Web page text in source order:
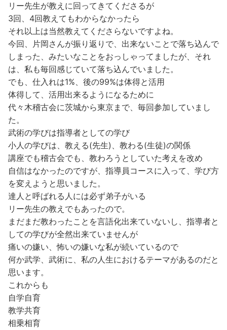
リー先生が教えに回ってきてくださるが
3回、4回教えてもわからなかったら
それ以上は当然教えてくださらないですよね。
今回、片岡さんが振り返りで、出来ないことで落ち込んで
しまった、みたいなことをおっしゃってましたが、それ
は、私も毎回感じていて落ち込んでいました。
でも、仕入れは1%、後の99%は体得と活用
体得して、活用出来るようになるために
代々木稽古会に茨城から東京まで、毎回参加していまし
た。
武術の学びは指導者としての学び
小人の学びは、教える(先生)、教わる(生徒)の関係
講座でも稽古会でも、教わろうとしていた考えを改め
自信はなかったのですが、指導員コースに入って、学び方
を変えようと思いました。
達人と呼ばれる人には必ず弟子がいる
リー先生の教えでもあったので。
まだまだ教わったことを言語化出来ていないし、指導者と
しての学びが全然出来ていませんが
痛いの嫌い、怖いの嫌いな私が続いているので
何か武学、武術に、私の人生におけるテーマがあるのだと
思います。
これからも
自学自育
教学共育
相乗相育